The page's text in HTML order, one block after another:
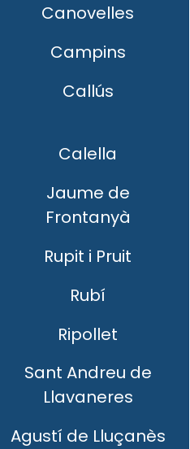
Canovelles
Campins
Callús
Calella
Jaume de
Frontanyà
Rupit i Pruit
Rubí
Ripollet
Sant Andreu de
Llavaneres
Agustí de Lluçanès